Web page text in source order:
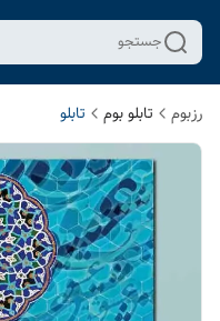
جستجو
رزبوم تابلو بوم تابلو